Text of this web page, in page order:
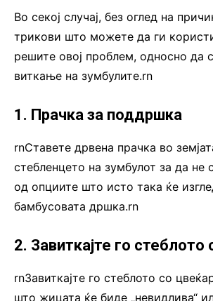
Во секој случај, без оглед на
трикови што можете да ги
решите овој проблем, односно да
виткање на зумбулите.rn
1. Прачка за поддршка
rnСтавете дрвена прачка во
стебленцето на зумбулот за да не
од опциите што исто така ќе
бамбусовата дршка.rn
2. Завиткајте го
rnЗавиткајте го стеблото со
што жицата ќе биде „невидлива“